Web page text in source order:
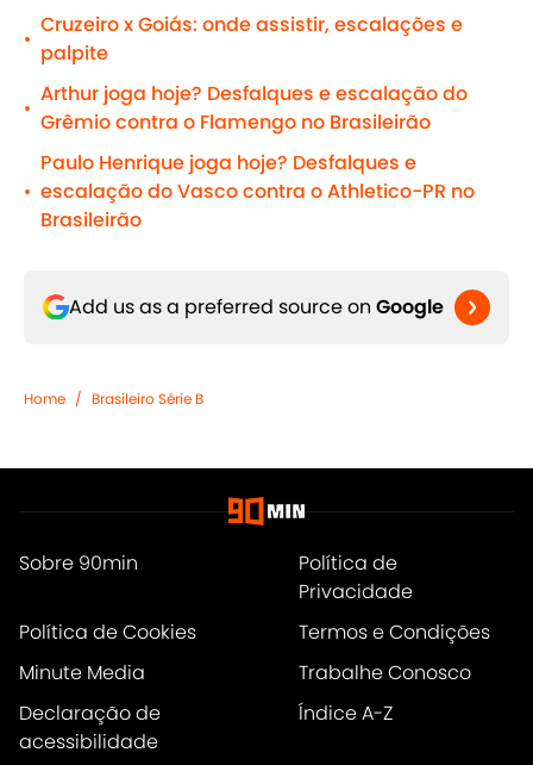
•
Cruzeiro x Goiás: onde assistir, escalações e
palpite
•
Arthur joga hoje? Desfalques e escalação do
Grêmio contra o Flamengo no Brasileirão
•
Paulo Henrique joga hoje? Desfalques e
escalação do Vasco contra o Athletico-PR no
Brasileirão
Add us as a preferred source on Google
Home / Brasileiro Série B
Sobre 90min
Política de
Privacidade
Política de Cookies
Termos e Condições
Minute Media
Trabalhe Conosco
Declaração de
acessibilidade
Índice A-Z